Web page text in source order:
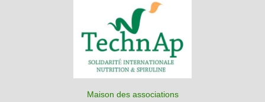
Maison des associations